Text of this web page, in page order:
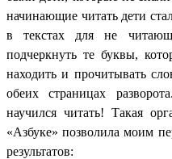
начинающие читать дети
в текстах для не
подчеркнуть те буквы,
находить и прочитывать
обеих страницах
научился читать! Такая
«Азбуке» позволила моим
результатов: